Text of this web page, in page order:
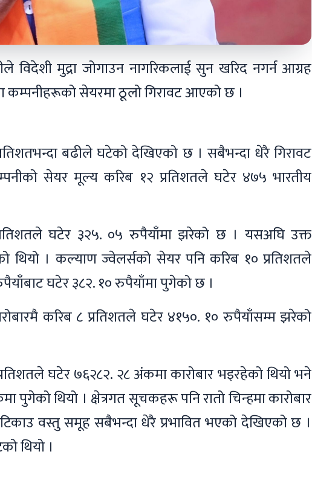
विदेशी मुद्रा जोगाउन नागरिकलाई सुन खरिद नगर्न आग्रह
कम्पनीहरूको सेयरमा ठूलो गिरावट आएको छ ।
बढीले घटेको देखिएको छ । सबैभन्दा धेरै गिरावट
सेयर मूल्य करिब १२ प्रतिशतले घटेर ४७५ भारतीय
घटेर ३२५. ०५ रुपैयाँमा झरेको छ । यसअघि उक्त
। कल्याण ज्वेलर्सको सेयर पनि करिब १० प्रतिशतले
घटेर ३८२. १० रुपैयाँमा पुगेको छ ।
करिब ८ प्रतिशतले घटेर ४१५०. १० रुपैयाँसम्म झरेको
घटेर ७६२८२. २८ अंकमा कारोबार भइरहेको थियो भने
पुगेको थियो । क्षेत्रगत सूचकहरू पनि रातो चिन्हमा कारोबार
वस्तु समूह सबैभन्दा धेरै प्रभावित भएको देखिएको छ ।
थियो ।